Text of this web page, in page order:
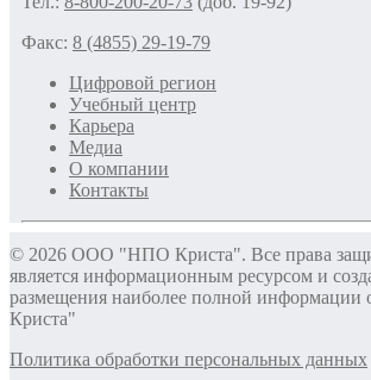
Факс: 8 (4855) 29-19-79
Цифровой регион
Учебный центр
Карьера
Медиа
О компании
Контакты
© 2026 ООО "НПО Криста". Все права
является информационным ресурсом и
размещения наиболее полной
Криста"
Политика обработки персональных данных